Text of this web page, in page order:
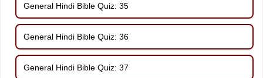
General Hindi Bible Quiz: 35
General Hindi Bible Quiz: 36
General Hindi Bible Quiz: 37